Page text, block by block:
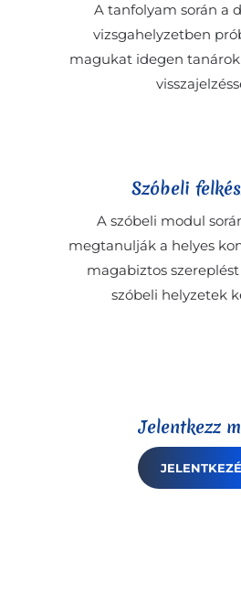
A tanfolyam során a
vizsgahelyzetben
magukat idegen
Szóbeli
A szóbeli modul
megtanulják a helyes
magabiztos
szóbeli helyzetek
Jelentkezz